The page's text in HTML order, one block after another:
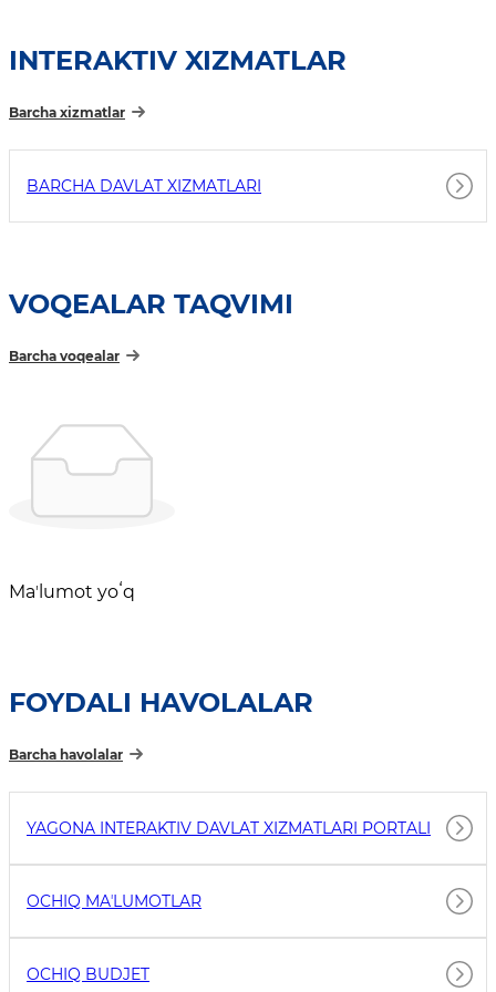
INTERAKTIV XIZMATLAR
Barcha xizmatlar
BARCHA DAVLAT XIZMATLARI
VOQEALAR TAQVIMI
Barcha voqealar
Maʼlumot yoʻq
FOYDALI HAVOLALAR
Barcha havolalar
YAGONA INTERAKTIV DAVLAT XIZMATLARI PORTALI
OCHIQ MAʼLUMOTLAR
OCHIQ BUDJET